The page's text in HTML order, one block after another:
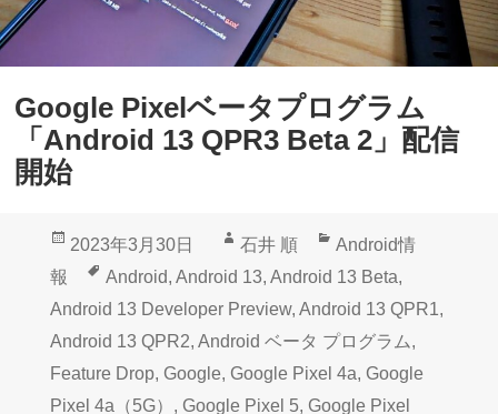
Google Pixelベータプログラム
「Android 13 QPR3 Beta 2」配信
開始
投
日:
2023年3月30日
作
成
者
石井 順
カ
テ
ゴ
リ
ー
Android情
報
タ
グ
Android, Android 13, Android 13 Beta,
Android 13 Developer Preview, Android 13 QPR1,
Android 13 QPR2, Android ベータ プログラム,
Feature Drop, Google, Google Pixel 4a, Google
Pixel 4a（5G） , Google Pixel 5, Google Pixel